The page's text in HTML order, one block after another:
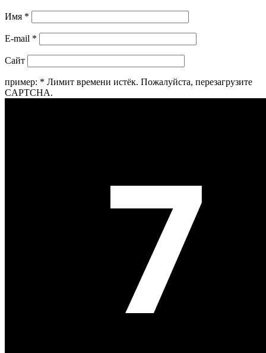
Имя *
E-mail *
Сайт
пример: * Лимит времени истёк. Пожалуйста, перезагрузите
CAPTCHA.